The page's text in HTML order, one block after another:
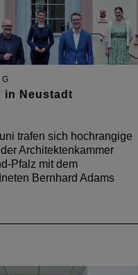
in Neustadt
trafen sich hochrangige
Architektenkammer
Pfalz mit dem
Bernhard Adams